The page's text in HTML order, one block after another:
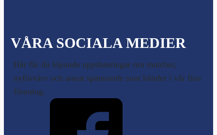
VÅRA SOCIALA MEDIER
Här får du löpande uppdateringar om matcher,
nyförvärv och annat spännande som händer i vår fina
förening.